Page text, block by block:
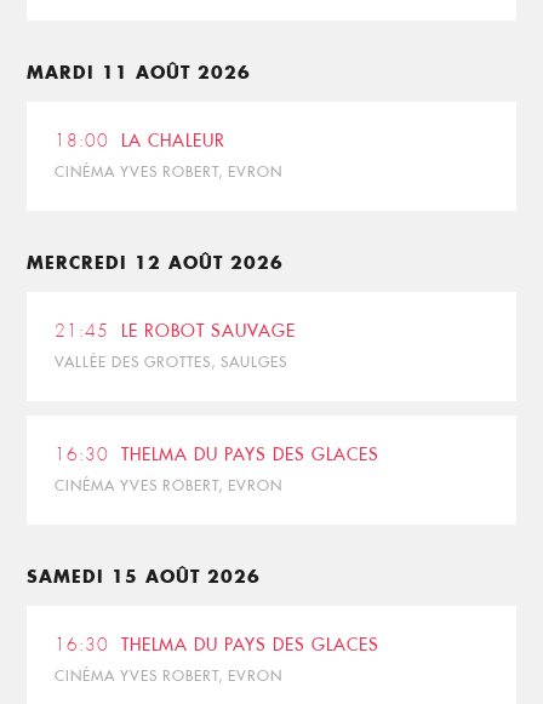
MARDI 11 AOÛT 2026
18:00 LA CHALEUR
CINÉMA YVES ROBERT, EVRON
MERCREDI 12 AOÛT 2026
21:45 LE ROBOT SAUVAGE
VALLÉE DES GROTTES, SAULGES
16:30 THELMA DU PAYS DES GLACES
CINÉMA YVES ROBERT, EVRON
SAMEDI 15 AOÛT 2026
16:30 THELMA DU PAYS DES GLACES
CINÉMA YVES ROBERT, EVRON